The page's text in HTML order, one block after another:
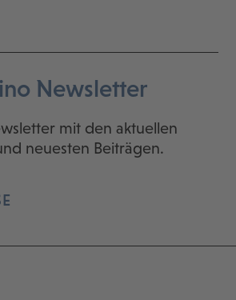
Newsletter
mit den aktuellen
neuesten Beiträgen.